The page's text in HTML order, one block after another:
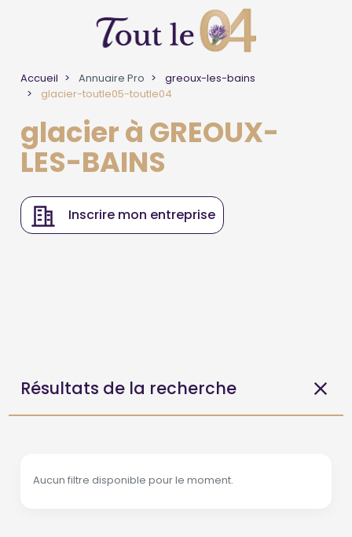
Accueil Annuaire Pro
greoux-les-bains
glacier-toutle05-toutle04
glacier à GREOUX-
LES-BAINS
Inscrire mon entreprise
Résultats de la recherche
Aucun filtre disponible pour le moment.